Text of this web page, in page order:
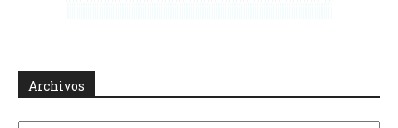
Archivos
Archivos